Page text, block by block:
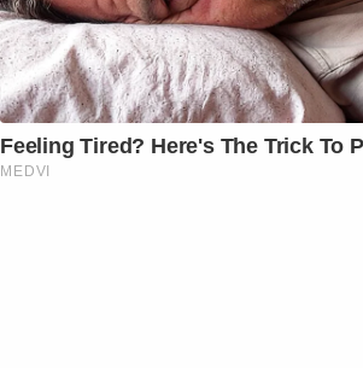
Feeling Tired? Here's The Trick To
MEDVI